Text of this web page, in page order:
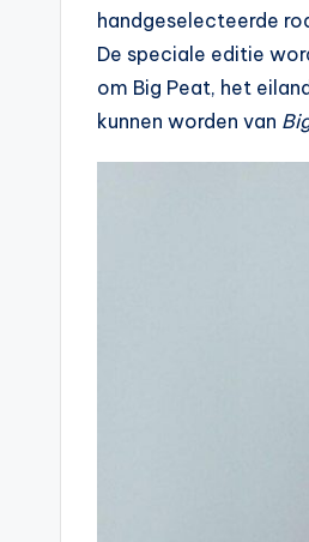
handgeselecteerde
De speciale editie
om Big Peat, het
kunnen worden van